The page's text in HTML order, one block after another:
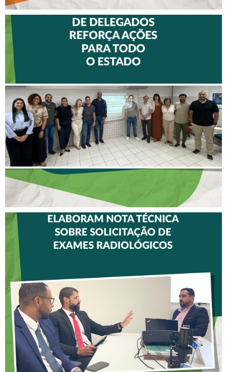
DELEGADOS REFORÇA
AÇÕES PARA TODO O
ESTADO
INICIAM ELABORAÇÃO DE
NOTA TÉCNICA SOBRE
SOLICITAÇÃO DE EXAMES
RADIOLÓGICOS